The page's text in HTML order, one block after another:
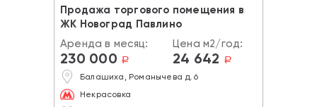
Продажа торгового помещения в
ЖК Новоград Павлино
Аренда в месяц:
230 000 a
Цена м2/год:
24 642 a
Балашиха, Романычева д.6
Некрасовка